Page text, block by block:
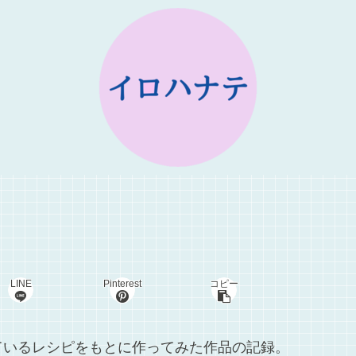
LINE Pinterest コピー
るレシピをもとに作ってみた作品の記録。